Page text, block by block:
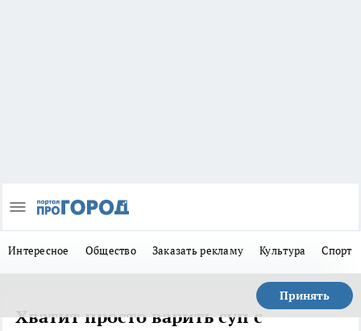
Интересное Общество Заказать рекламу Культура Спорт
Принять
Хватит просто варить суп с